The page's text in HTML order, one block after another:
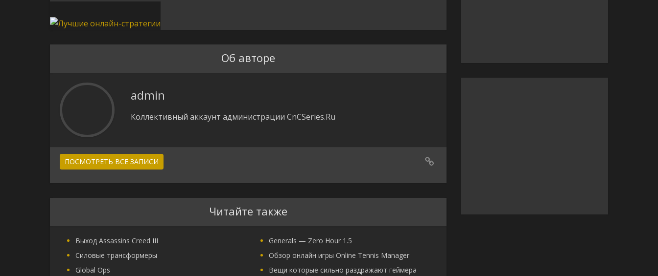
Об авторе
admin
Коллективный аккаунт администрации CnCSeries.Ru
ПОСМОТРЕТЬ ВСЕ ЗАПИСИ
Читайте также
Выход Assassins Creed III
Generals — Zero Hour 1.5
Силовые трансформеры
Обзор онлайн игры Online Tennis Manager
Global Ops
Вещи которые сильно раздражают геймера